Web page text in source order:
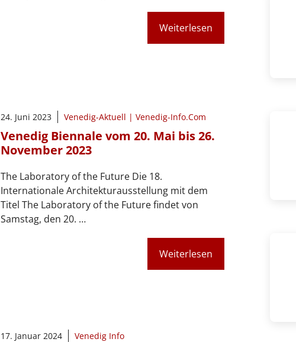
Weiterlesen
24. Juni 2023 Venedig-Aktuell | Venedig-Info.Com
Venedig Biennale vom 20. Mai bis 26.
November 2023
The Laboratory of the Future Die 18.
Internationale Architekturausstellung mit dem
Titel The Laboratory of the Future findet von
Samstag, den 20. …
Weiterlesen
17. Januar 2024 Venedig Info